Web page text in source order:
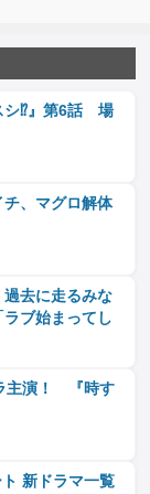
シ⁉』第6話 場
チ、マグロ解体
過去に走るみな
ブ始まってし
主演！ 『時す
新ドラマ一覧